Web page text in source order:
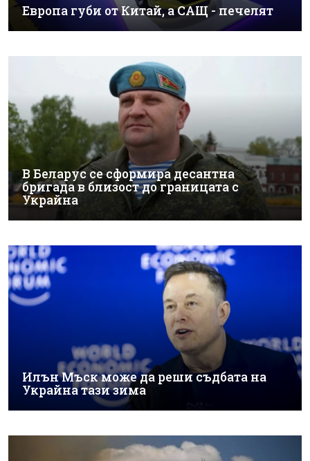
Европа губи от Китай, а САЩ - печелят
В Беларус се сформира десантна
бригада в близост до границата с
Украйна
Илън Мъск може да реши съдбата на
Украйна тази зима